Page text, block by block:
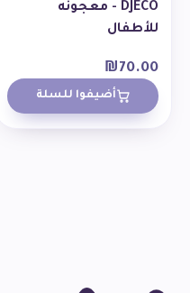
DJECO - معجونه
للأطفال
₪70.00
أضيفوا للسلة